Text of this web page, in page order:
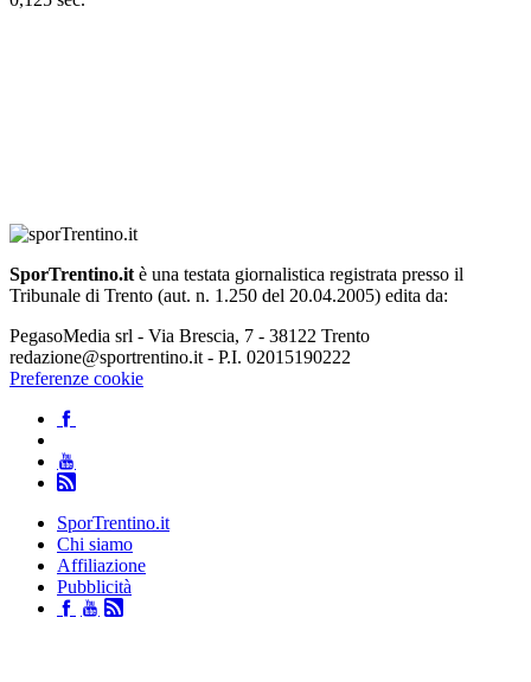
SporTrentino.it è una testata giornalistica registrata presso il
Tribunale di Trento (aut. n. 1.250 del 20.04.2005) edita da:
PegasoMedia srl - Via Brescia, 7 - 38122 Trento
redazione@sportrentino.it - P.I. 02015190222
Preferenze cookie
SporTrentino.it
Chi siamo
Affiliazione
Pubblicità